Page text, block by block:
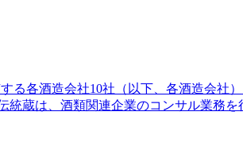
る各酒造会社10社（以下、各酒造会社
蔵は、酒類関連企業のコンサル業務